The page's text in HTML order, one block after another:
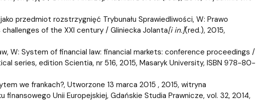
przedmiot rozstrzygnięć Trybunału Sprawiedliwości, W: Prawo
of the XXI century / Gliniecka Jolanta[i in.](red.), 2015,
W: System of financial law: financial markets: conference proceedings /
series, edition Scientia, nr 516, 2015, Masaryk University, ISBN 978-80-
we frankach?, Utworzone 13 marca 2015 , 2015, witryna
Unii Europejskiej, Gdańskie Studia Prawnicze, vol. 32, 2014,